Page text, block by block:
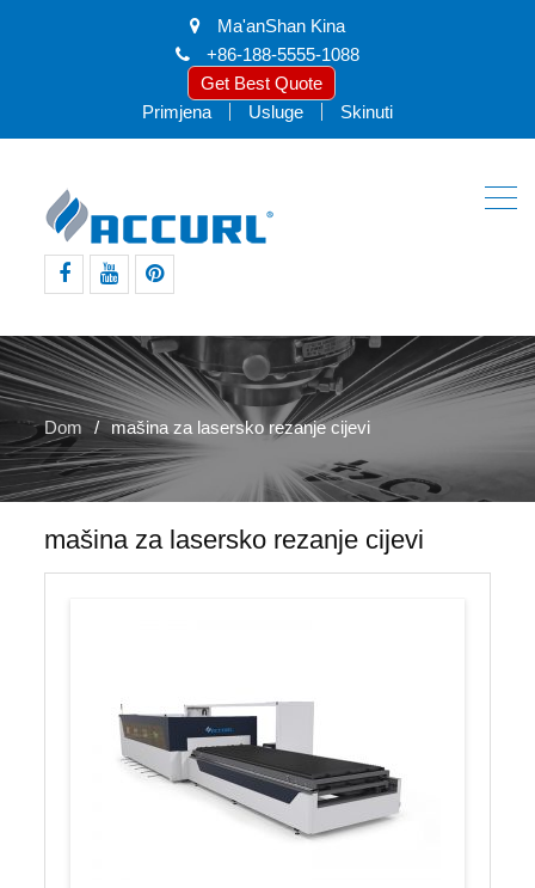
Ma'anShan Kina
+86-188-5555-1088
Get Best Quote
Primjena
Usluge Skinuti
Dom mašina za lasersko rezanje cijevi
mašina za lasersko rezanje cijevi